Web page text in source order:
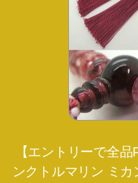
【エントリーで全
ンクトルマリン ミ